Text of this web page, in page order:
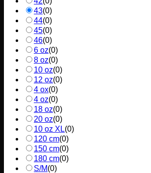
43(0)
44(0)
45(0)
46(0)
6 oz(0)
8 oz(0)
10 oz(0)
12 oz(0)
4 ox(0)
4 oz(0)
18 oz(0)
20 oz(0)
10 oz XL(0)
120 cm(0)
150 cm(0)
180 cm(0)
S/M(0)